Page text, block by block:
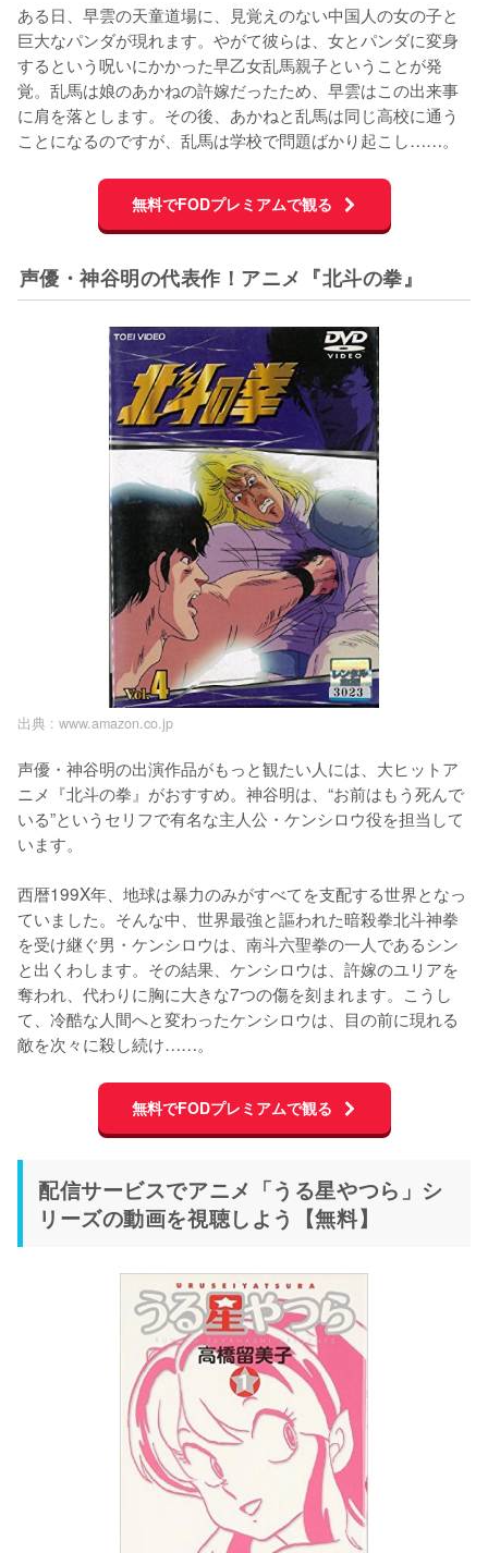
ある日、早雲の天童道場に、見覚えのない中国人の女の子と
巨大なパンダが現れます。やがて彼らは、女とパンダに変身
するという呪いにかかった早乙女乱馬親子ということが発
覚。乱馬は娘のあかねの許嫁だったため、早雲はこの出来事
に肩を落とします。その後、あかねと乱馬は同じ高校に通う
ことになるのですが、乱馬は学校で問題ばかり起こし……。
無料でFODプレミアムで観る
声優・神谷明の代表作！アニメ『北斗の拳』
出典 : www.amazon.co.jp
声優・神谷明の出演作品がもっと観たい人には、大ヒットア
ニメ『北斗の拳』がおすすめ。神谷明は、“お前はもう死んで
いる”というセリフで有名な主人公・ケンシロウ役を担当して
います。
西暦199X年、地球は暴力のみがすべてを支配する世界となっ
ていました。そんな中、世界最強と謳われた暗殺拳北斗神拳
を受け継ぐ男・ケンシロウは、南斗六聖拳の一人であるシン
と出くわします。その結果、ケンシロウは、許嫁のユリアを
奪われ、代わりに胸に大きな7つの傷を刻まれます。こうし
て、冷酷な人間へと変わったケンシロウは、目の前に現れる
敵を次々に殺し続け……。
無料でFODプレミアムで観る
配信サービスでアニメ「うる星やつら」シ
リーズの動画を視聴しよう【無料】